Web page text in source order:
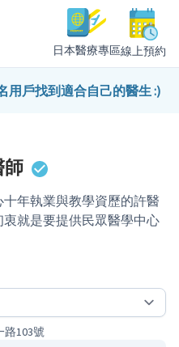
日本醫療專區線上預約
人員
用戶找到適合自己的醫生 :)
師
年執業與教學資歷的許醫
衷就是要提供民眾醫學中心
路103號